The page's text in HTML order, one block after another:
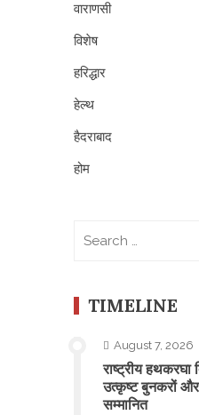
वाराणसी
विशेष
हरिद्धार
हेल्थ
हैदराबाद
होम
TIMELINE
August 7, 2026
राष्ट्रीय हथकरघा
उत्कृष्ट बुनकरों और
सम्मानित